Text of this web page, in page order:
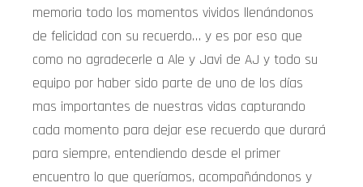
memoria todo los momentos vividos llenándonos
de felicidad con su recuerdo… y es por eso que
como no agradecerle a Ale y Javi de AJ y todo su
equipo por haber sido parte de uno de los días
mas importantes de nuestras vidas capturando
cada momento para dejar ese recuerdo que durará
para siempre, entendiendo desde el primer
encuentro lo que queríamos, acompañándonos y